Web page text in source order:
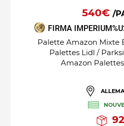
540€/
FIRMA
Palette Amazon Mixte
Palettes Lidl /
Amazon
92